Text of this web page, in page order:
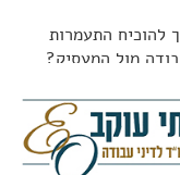
להוכיח התעמרות
מול המעסיק?